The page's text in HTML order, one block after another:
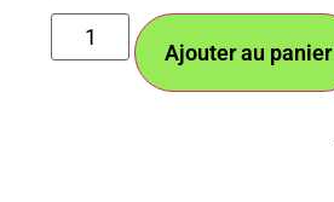
Ajouter au panier